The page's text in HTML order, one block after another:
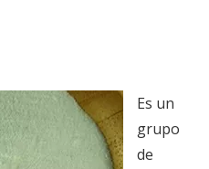
Es un
grupo
de